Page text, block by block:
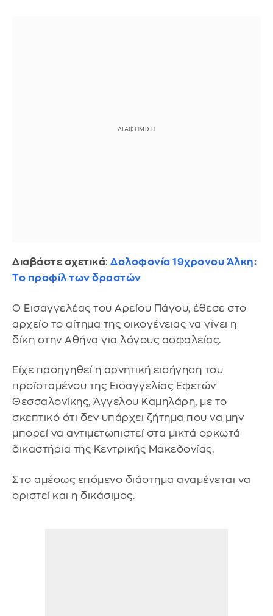
Διαβάστε σχετικά: Δολοφονία 19χρονου Άλκη:
Το προφίλ των δραστών
Ο Εισαγγελέας του Αρείου Πάγου, έθεσε στο
αρχείο το αίτημα της οικογένειας να γίνει η
δίκη στην Αθήνα για λόγους ασφαλείας.
Είχε προηγηθεί η αρνητική εισήγηση του
προϊσταμένου της Εισαγγελίας Εφετών
Θεσσαλονίκης, Άγγελου Καμηλάρη, με το
σκεπτικό ότι δεν υπάρχει ζήτημα που να μην
μπορεί να αντιμετωπιστεί στα μικτά ορκωτά
δικαστήρια της Κεντρικής Μακεδονίας.
Στο αμέσως επόμενο διάστημα αναμένεται να
οριστεί και η δικάσιμος.